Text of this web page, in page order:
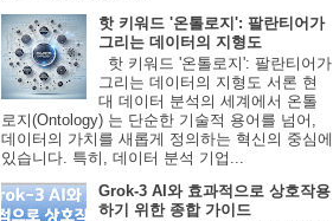
핫 키워드 '온톨로지': 팔란티어가
그리는 데이터의 지형도
핫 키워드 '온톨로지': 팔란티어가
그리는 데이터의 지형도 서론 현
대 데이터 분석의 세계에서 온톨
로지(Ontology) 는 단순한 기술적 용어를 넘어,
데이터의 가치를 새롭게 정의하는 혁신의 중심에
있습니다. 특히, 데이터 분석 기업...
Grok-3 AI와 효과적으로 상호작용
하기 위한 종합 가이드